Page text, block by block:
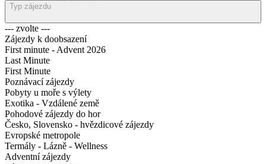
Typ zájezdu
--- zvolte ---
Zájezdy k doobsazení
First minute - Advent 2026
Last Minute
First Minute
Poznávací zájezdy
Pobyty u moře s výlety
Exotika - Vzdálené země
Pohodové zájezdy do hor
Česko, Slovensko - hvězdicové zájezdy
Evropské metropole
Termály - Lázně - Wellness
Adventní zájezdy